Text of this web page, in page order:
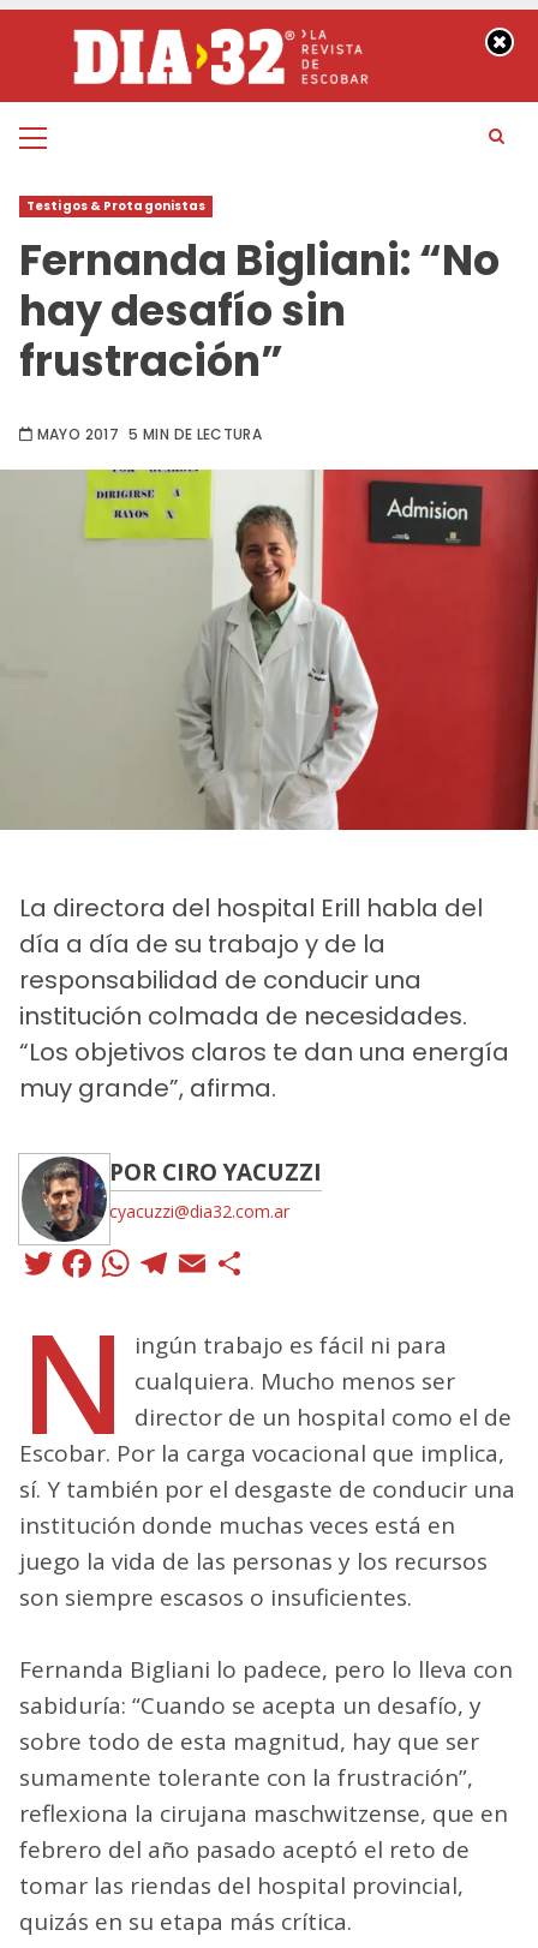
contenido
Menú
Testigos & Protagonistas
Fernanda Bigliani: “No
hay desafío sin
frustración”
MAYO 2017 5 MIN DE LECTURA
La directora del hospital Erill habla del
día a día de su trabajo y de la
responsabilidad de conducir una
institución colmada de necesidades.
“Los objetivos claros te dan una energía
muy grande”, afirma.
POR CIRO YACUZZI
cyacuzzi@dia32.com.ar
Twitter
Facebook
WhatsApp
Telegram
Email
N
ingún trabajo es fácil ni para
cualquiera. Mucho menos ser
director de un hospital como el de
Escobar. Por la carga vocacional que implica,
sí. Y también por el desgaste de conducir una
institución donde muchas veces está en
juego la vida de las personas y los recursos
son siempre escasos o insuficientes.
Fernanda Bigliani lo padece, pero lo lleva con
sabiduría: “Cuando se acepta un desafío, y
sobre todo de esta magnitud, hay que ser
sumamente tolerante con la frustración”,
reflexiona la cirujana maschwitzense, que en
febrero del año pasado aceptó el reto de
tomar las riendas del hospital provincial,
quizás en su etapa más crítica.